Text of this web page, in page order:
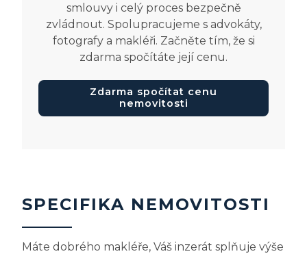
smlouvy i celý proces bezpečně
zvládnout. Spolupracujeme s advokáty,
fotografy a makléři. Začněte tím, že si
zdarma spočítáte její cenu.
Zdarma spočítat cenu
nemovitosti
SPECIFIKA NEMOVITOSTI
Máte dobrého makléře, Váš inzerát splňuje výše